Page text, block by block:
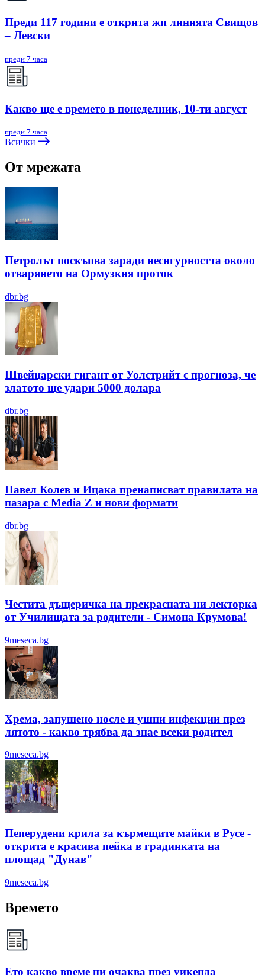
Преди 117 години е открита жп линията Свищов
– Левски
преди 7 часа
Какво ще е времето в понеделник, 10-ти август
преди 7 часа
Всички
От мрежата
Петролът поскъпва заради несигурността около
отварянето на Ормузкия проток
dbr.bg
Швейцарски гигант от Уолстрийт с прогноза, че
златото ще удари 5000 долара
dbr.bg
Павел Колев и Ицака пренаписват правилата на
пазара с Media Z и нови формати
dbr.bg
Честита дъщеричка на прекрасната ни лекторка
от Училищата за родители - Симона Крумова!
9meseca.bg
Хрема, запушено носле и ушни инфекции през
лятотo - какво трябва да знае всеки родител
9meseca.bg
Пеперудени крила за кърмещите майки в Русе -
открита е красива пейка в градинката на
площад "Дунав"
9meseca.bg
Времето
Ето какво време ни очаква през уикенда